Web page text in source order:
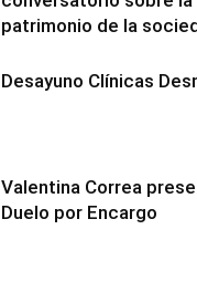
patrimonio de la
Desayuno Clínicas
Valentina Correa
Duelo por Encargo